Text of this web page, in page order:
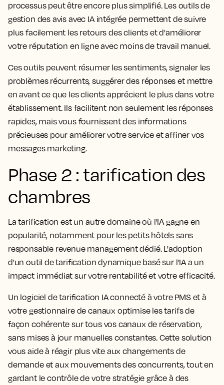
processus peut être encore plus simplifié. Les outils de
gestion des avis avec IA intégrée permettent de suivre
plus facilement les retours des clients et d'améliorer
votre réputation en ligne avec moins de travail manuel.
Ces outils peuvent résumer les sentiments, signaler les
problèmes récurrents, suggérer des réponses et mettre
en avant ce que les clients apprécient le plus dans votre
établissement. Ils facilitent non seulement les réponses
rapides, mais vous fournissent des informations
précieuses pour améliorer votre service et affiner vos
messages marketing.
Phase 2 : tarification des
chambres
La tarification est un autre domaine où l'IA gagne en
popularité, notamment pour les petits hôtels sans
responsable revenue management dédié. L'adoption
d'un outil de tarification dynamique basé sur l'IA a un
impact immédiat sur votre rentabilité et votre efficacité.
Un logiciel de tarification IA connecté à votre PMS et à
votre gestionnaire de canaux optimise les tarifs de
façon cohérente sur tous vos canaux de réservation,
sans mises à jour manuelles constantes. Cette solution
vous aide à réagir plus vite aux changements de
demande et aux mouvements des concurrents, tout en
gardant le contrôle de votre stratégie grâce à des